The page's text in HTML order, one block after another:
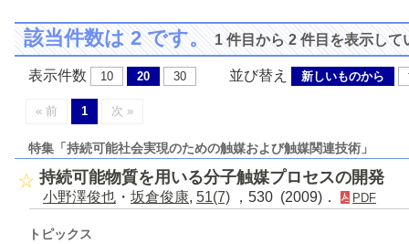
該当件数は 2 です。1 件目から 2 件目を表示して
表示件数 10 20 30 並び替え 新しいものから
« 前 1 次 »
特集「持続可能社会実現のための触媒および触媒関連技術」
持続可能物質を用いる分子触媒プロセスの開発
小野澤俊也 ・ 坂倉俊康, 51(7) ，530 (2009)． PDF
トピックス